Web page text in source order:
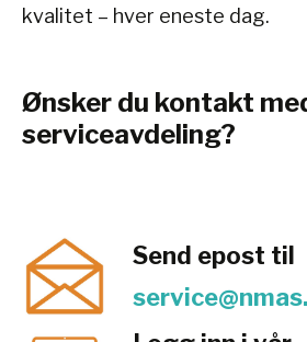
kvalitet – hver eneste dag.
Ønsker du kontakt
serviceavdeling?
Send epost til